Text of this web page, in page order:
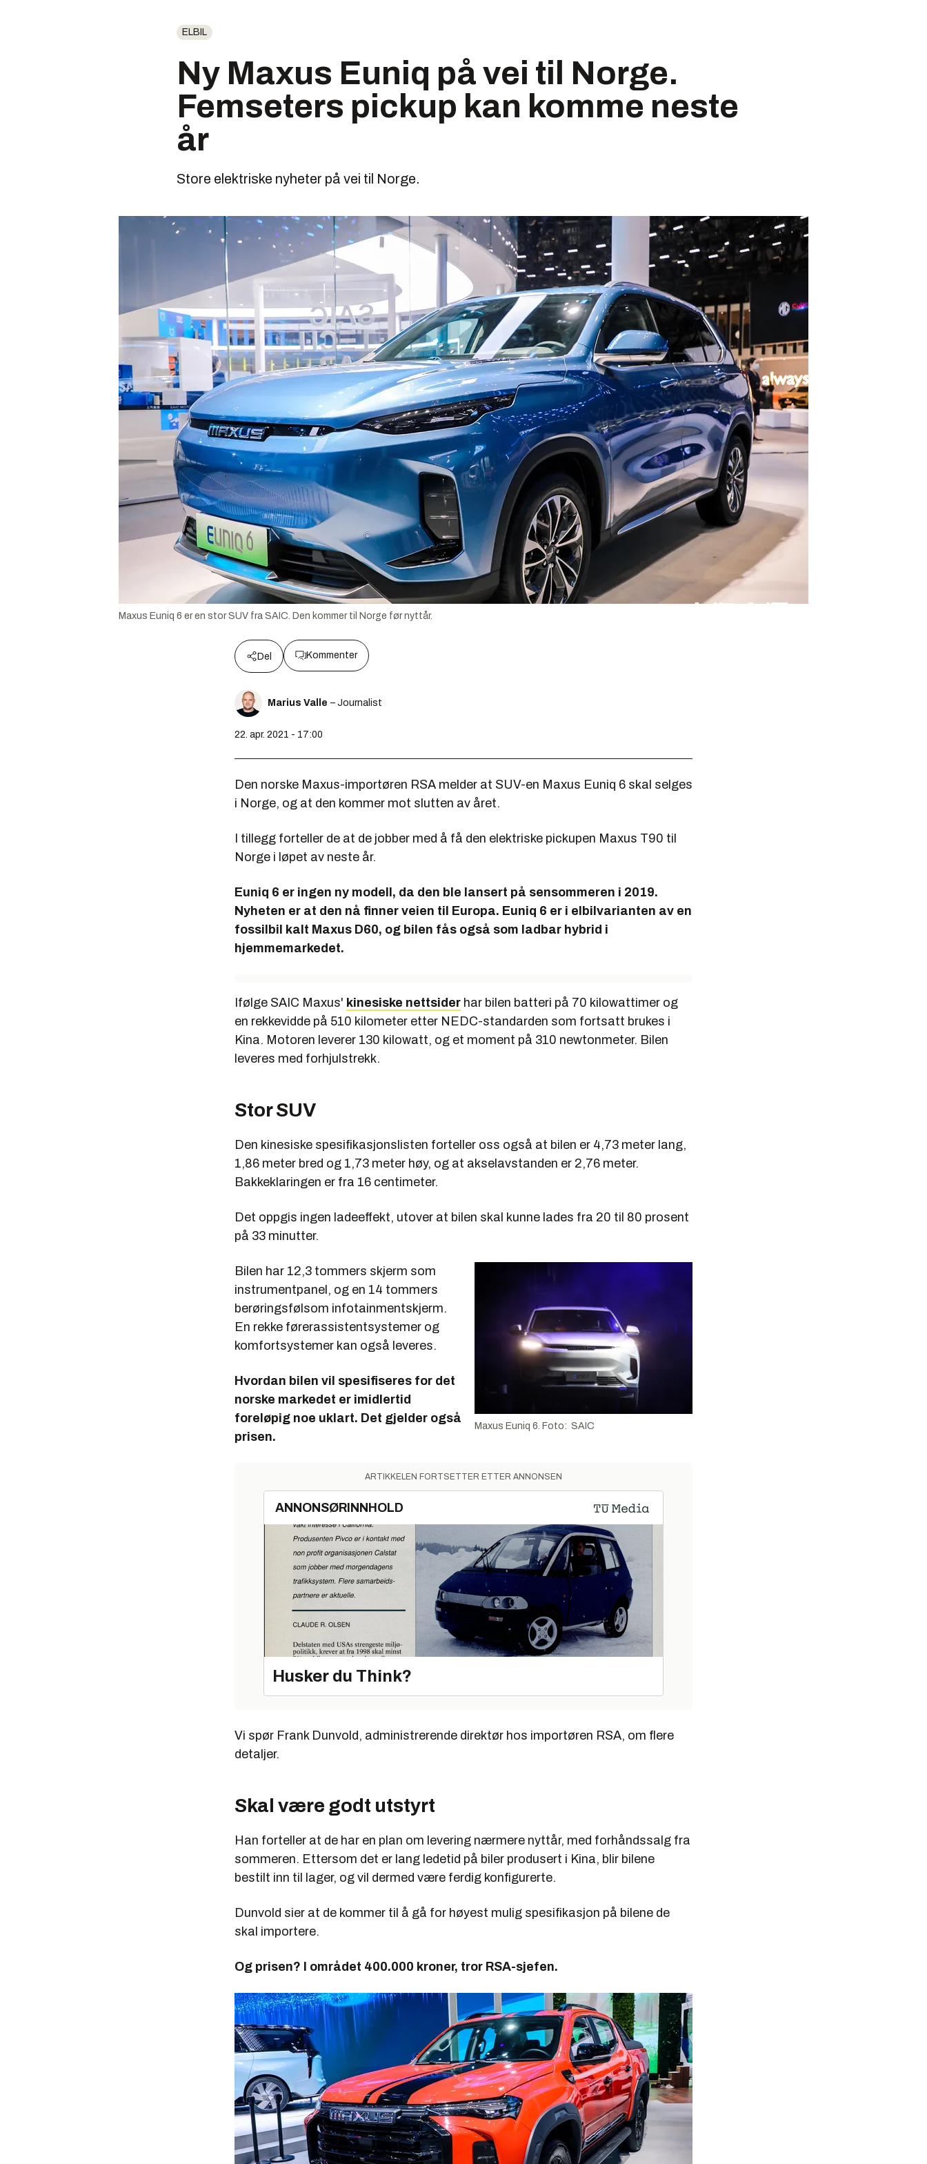
ELBIL
Ny Maxus Euniq på vei til Norge.
Femseters pickup kan komme neste
år
Store elektriske nyheter på vei til Norge.
Maxus Euniq 6 er en stor SUV fra SAIC. Den kommer til Norge før nyttår.
Del Kommenter
Marius Valle – Journalist
22. apr. 2021 - 17:00
Den norske Maxus-importøren RSA melder at SUV-en Maxus Euniq 6 skal selges
i Norge, og at den kommer mot slutten av året.
I tillegg forteller de at de jobber med å få den elektriske pickupen Maxus T90 til
Norge i løpet av neste år.
Euniq 6 er ingen ny modell, da den ble lansert på sensommeren i 2019.
Nyheten er at den nå finner veien til Europa. Euniq 6 er i elbilvarianten av en
fossilbil kalt Maxus D60, og bilen fås også som ladbar hybrid i
hjemmemarkedet.
Ifølge SAIC Maxus' kinesiske nettsider har bilen batteri på 70 kilowattimer og
en rekkevidde på 510 kilometer etter NEDC-standarden som fortsatt brukes i
Kina. Motoren leverer 130 kilowatt, og et moment på 310 newtonmeter. Bilen
leveres med forhjulstrekk.
Stor SUV
Den kinesiske spesifikasjonslisten forteller oss også at bilen er 4,73 meter lang,
1,86 meter bred og 1,73 meter høy, og at akselavstanden er 2,76 meter.
Bakkeklaringen er fra 16 centimeter.
Det oppgis ingen ladeeffekt, utover at bilen skal kunne lades fra 20 til 80 prosent
på 33 minutter.
Maxus Euniq 6. Foto: SAIC
Bilen har 12,3 tommers skjerm som
instrumentpanel, og en 14 tommers
berøringsfølsom infotainmentskjerm.
En rekke førerassistentsystemer og
komfortsystemer kan også leveres.
Hvordan bilen vil spesifiseres for det
norske markedet er imidlertid
foreløpig noe uklart. Det gjelder også
prisen.
ARTIKKELEN FORTSETTER ETTER ANNONSEN
ANNONSØRINNHOLD
Husker du Think?
Vi spør Frank Dunvold, administrerende direktør hos importøren RSA, om flere
detaljer.
Skal være godt utstyrt
Han forteller at de har en plan om levering nærmere nyttår, med forhåndssalg fra
sommeren. Ettersom det er lang ledetid på biler produsert i Kina, blir bilene
bestilt inn til lager, og vil dermed være ferdig konfigurerte.
Dunvold sier at de kommer til å gå for høyest mulig spesifikasjon på bilene de
skal importere.
Og prisen? I området 400.000 kroner, tror RSA-sjefen.